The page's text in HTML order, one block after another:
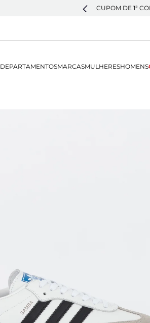
CUPOM DE 1ª
DEPARTAMENTOSMARCASMULHERESHOMENS